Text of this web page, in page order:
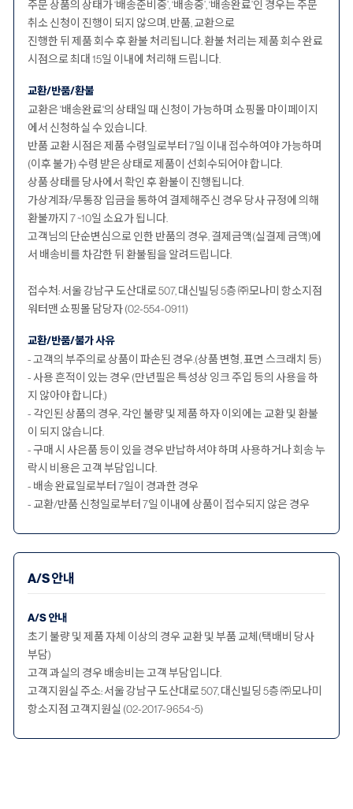
주문 상품의 상태가 ‘배송준비중’, ‘배송중’, ‘배송완료’인 경우는 주문
취소 신청이 진행이 되지 않으며, 반품, 교환으로
진행한 뒤 제품 회수 후 환불 처리됩니다. 환불 처리는 제품 회수 완료
시점으로 최대 15일 이내에 처리해 드립니다.
교환/반품/환불
교환은 '배송완료'의 상태일 때 신청이 가능하며 쇼핑몰 마이페이지
에서 신청하실 수 있습니다.
반품 교환 시점은 제품 수령일로부터 7일 이내 접수하여야 가능하며
(이후 불가) 수령 받은 상태로 제품이 선회수되어야 합니다.
상품 상태를 당사에서 확인 후 환불이 진행됩니다.
가상계좌/무통장 입금을 통하여 결제해주신 경우 당사 규정에 의해
환불까지 7 ~10일 소요가 됩니다.
고객님의 단순변심으로 인한 반품의 경우, 결제금액(실결제 금액)에
서 배송비를 차감한 뒤 환불됨을 알려드립니다.
접수처: 서울 강남구 도산대로 507, 대신빌딩 5층 ㈜모나미 항소지점
워터맨 쇼핑몰 담당자 (02-554-0911)
교환/반품/불가 사유
- 고객의 부주의로 상품이 파손된 경우.(상품 변형, 표면 스크래치 등)
- 사용 흔적이 있는 경우 (만년필은 특성상 잉크 주입 등의 사용을 하
지 않아야 합니다.)
- 각인된 상품의 경우, 각인 불량 및 제품 하자 이외에는 교환 및 환불
이 되지 않습니다.
- 구매 시 사은품 등이 있을 경우 반납하셔야 하며 사용하거나 회송 누
락시 비용은 고객 부담입니다.
- 배송 완료일로부터 7일이 경과한 경우
- 교환/반품 신청일로부터 7일 이내에 상품이 접수되지 않은 경우
A/S 안내
A/S 안내
초기 불량 및 제품 자체 이상의 경우 교환 및 부품 교체(택배비 당사
부담)
고객 과실의 경우 배송비는 고객 부담입니다.
고객지원실 주소: 서울 강남구 도산대로 507, 대신빌딩 5층 ㈜모나미
항소지점 고객지원실 (02-2017-9654~5)